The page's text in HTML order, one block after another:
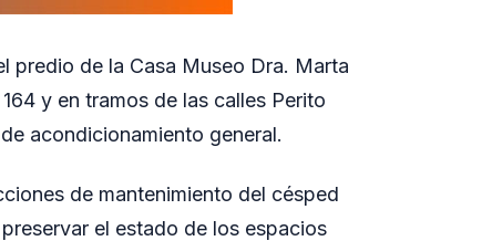
predio de la Casa Museo Dra. Marta
y en tramos de las calles Perito
acondicionamiento general.
de mantenimiento del césped
el estado de los espacios